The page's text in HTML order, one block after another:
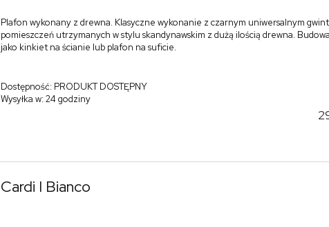
Plafon wykonany z drewna. Klasyczne wykonanie z czarnym uniwersalnym
pomieszczeń utrzymanych w stylu skandynawskim z dużą ilością drewna.
jako kinkiet na ścianie lub plafon na suficie.
Dostępność: PRODUKT DOSTĘPNY
Wysyłka w:24 godziny
Cardi I Bianco